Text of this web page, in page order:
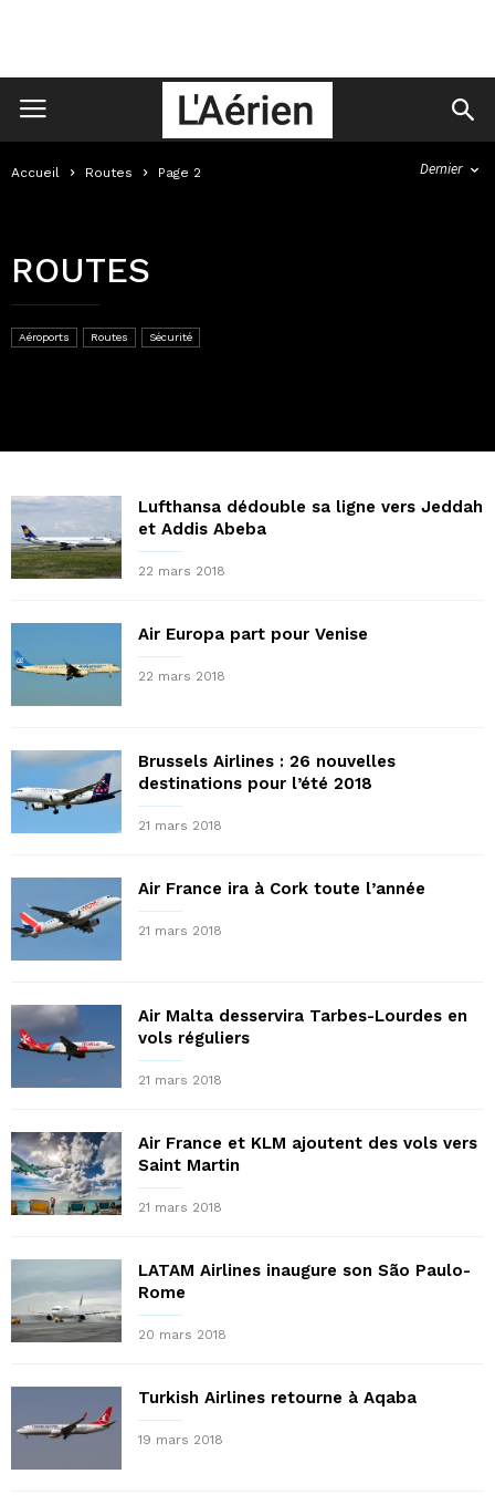
Accueil Routes Page 2 Dernier
ROUTES
Aéroports Routes Sécurité
Lufthansa dédouble sa ligne vers Jeddah
et Addis Abeba
22 mars 2018
Air Europa part pour Venise
22 mars 2018
Brussels Airlines : 26 nouvelles
destinations pour l’été 2018
21 mars 2018
Air France ira à Cork toute l’année
21 mars 2018
Air Malta desservira Tarbes-Lourdes en
vols réguliers
21 mars 2018
Air France et KLM ajoutent des vols vers
Saint Martin
21 mars 2018
LATAM Airlines inaugure son São Paulo-
Rome
20 mars 2018
Turkish Airlines retourne à Aqaba
19 mars 2018